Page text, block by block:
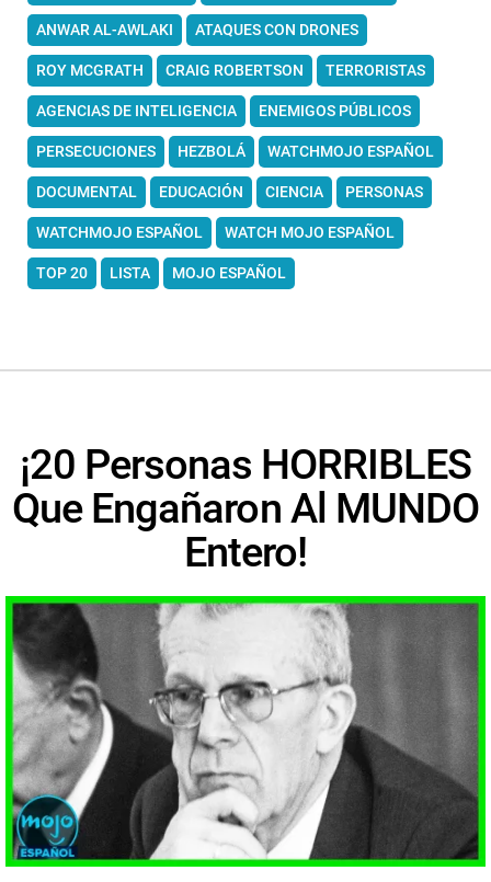
ANWAR AL-AWLAKI ATAQUES CON DRONES
ROY MCGRATH CRAIG ROBERTSON TERRORISTAS
AGENCIAS DE INTELIGENCIA ENEMIGOS PÚBLICOS
PERSECUCIONES HEZBOLÁ WATCHMOJO ESPAÑOL
DOCUMENTAL EDUCACIÓN CIENCIA PERSONAS
WATCHMOJO ESPAÑOL WATCH MOJO ESPAÑOL
TOP 20 LISTA MOJO ESPAÑOL
¡20 Personas HORRIBLES
Que Engañaron Al MUNDO
Entero!